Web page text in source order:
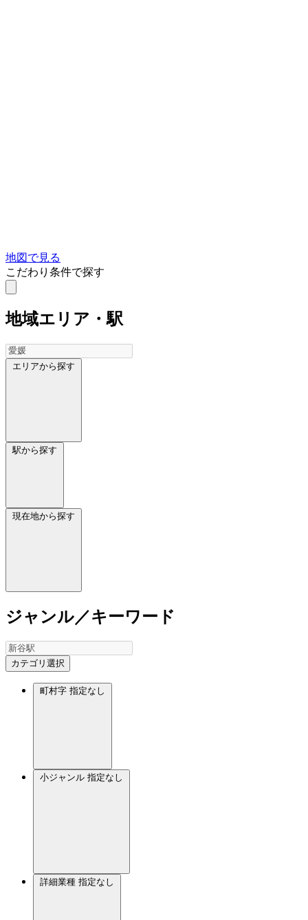
地図で見る
こだわり条件で探す
地域エリア・駅
エリアから探す
駅から探す
現在地から探す
ジャンル／キーワード
カテゴリ選択
町村字 指定なし
小ジャンル 指定なし
詳細業種 指定なし